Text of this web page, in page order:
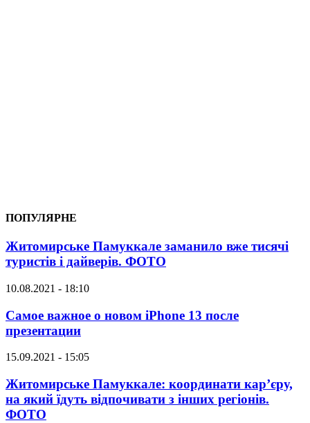
ПОПУЛЯРНЕ
Житомирське Памуккале заманило вже тисячі
туристів і дайверів. ФОТО
10.08.2021 - 18:10
Самое важное о новом iPhone 13 после
презентации
15.09.2021 - 15:05
Житомирське Памуккале: координати кар’єру,
на який їдуть відпочивати з інших регіонів.
ФОТО